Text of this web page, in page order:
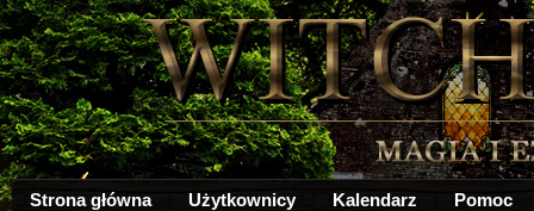
Strona główna Użytkownicy Kalendarz Pomoc